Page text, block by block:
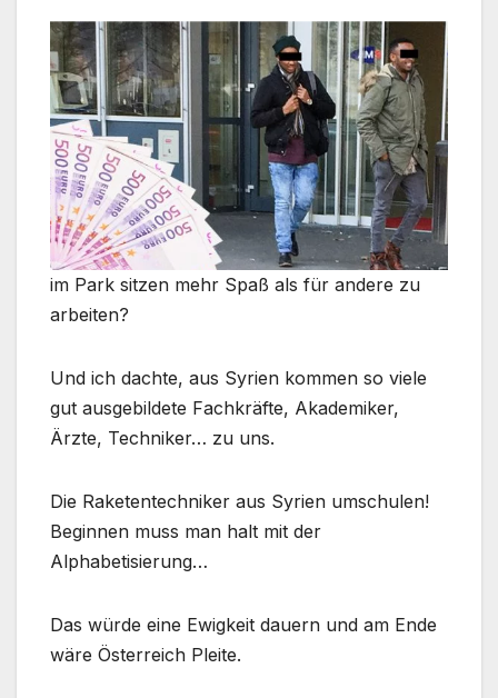
im Park sitzen mehr Spaß als für andere zu
arbeiten?
Und ich dachte, aus Syrien kommen so viele
gut ausgebildete Fachkräfte, Akademiker,
Ärzte, Techniker… zu uns.
Die Raketentechniker aus Syrien umschulen!
Beginnen muss man halt mit der
Alphabetisierung…
Das würde eine Ewigkeit dauern und am Ende
wäre Österreich Pleite.